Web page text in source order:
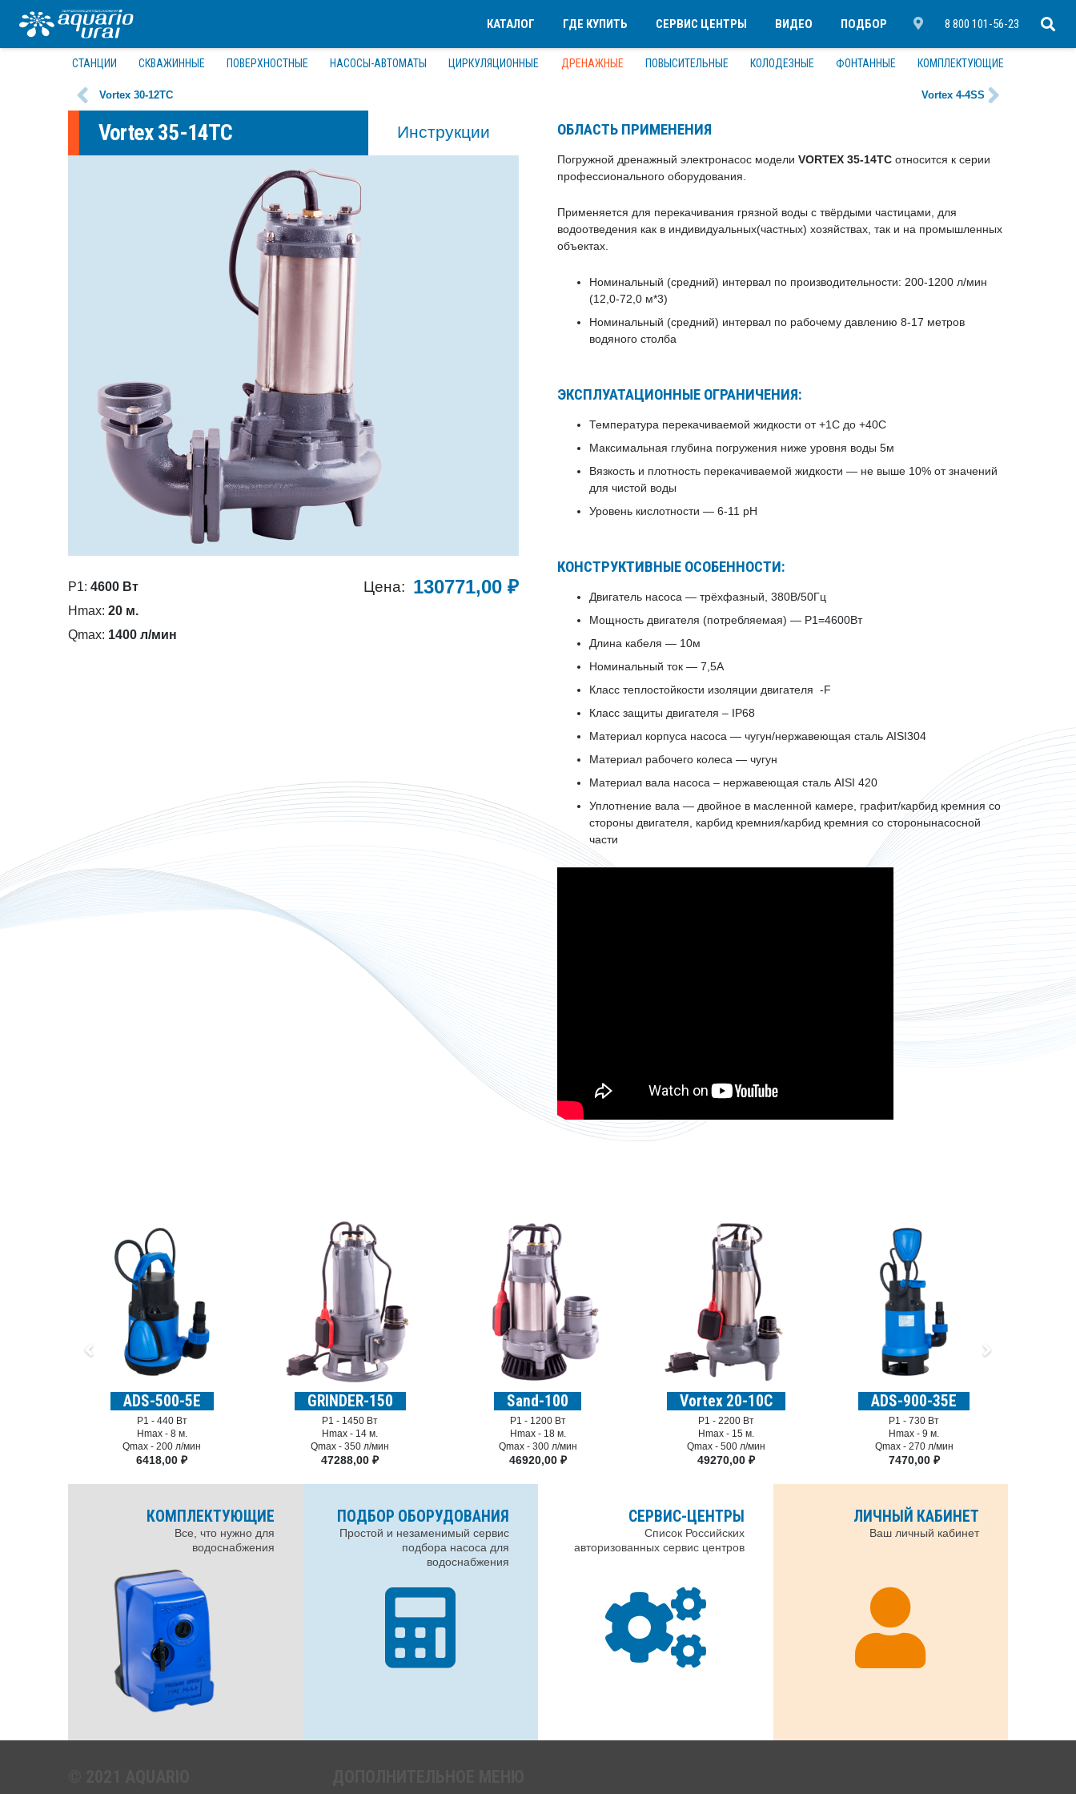
КАТАЛОГ ГДЕ КУПИТЬ СЕРВИС ЦЕНТРЫ ВИДЕО ПОДБОР 8 800 101-56-23
СТАНЦИИ СКВАЖИННЫЕ ПОВЕРХНОСТНЫЕ НАСОСЫ-АВТОМАТЫ ЦИРКУЛЯЦИОННЫЕ ДРЕНАЖНЫЕ ПОВЫСИТЕЛЬНЫЕ КОЛОДЕЗНЫЕ ФОНТАННЫЕ КОМПЛЕКТУЮЩИЕ
Vortex 30-12TC Vortex 4-4SS
Vortex 35-14TC Инструкции
P1: 4600 Вт
Hmax: 20 м.
Qmax: 1400 л/мин
Цена: 130771,00 ₽
ОБЛАСТЬ ПРИМЕНЕНИЯ
Погружной дренажный электронасоc модели VORTEX 35-14ТС относится к серии
профессионального оборудования.
Применяется для перекачивания грязной воды с твёрдыми частицами, для
водоотведения как в индивидуальных(частных) хозяйствах, так и на промышленных
объектах.
Номинальный (средний) интервал по производительности: 200-1200 л/мин
(12,0-72,0 м*3)
Номинальный (средний) интервал по рабочему давлению 8-17 метров
водяного столба
ЭКСПЛУАТАЦИОННЫЕ ОГРАНИЧЕНИЯ:
Температура перекачиваемой жидкости от +1С до +40С
Максимальная глубина погружения ниже уровня воды 5м
Вязкость и плотность перекачиваемой жидкости — не выше 10% от значений
для чистой воды
Уровень кислотности — 6-11 pH
КОНСТРУКТИВНЫЕ ОСОБЕННОСТИ:
Двигатель насоса — трёхфазный, 380В/50Гц
Мощность двигателя (потребляемая) — P1=4600Вт
Длина кабеля — 10м
Номинальный ток — 7,5А
Класс теплостойкости изоляции двигателя -F
Класс защиты двигателя – IP68
Материал корпуса насоса — чугун/нержавеющая сталь AISI304
Материал рабочего колеса — чугун
Материал вала насоса – нержавеющая сталь AISI 420
Уплотнение вала — двойное в масленной камере, графит/карбид кремния со
стороны двигателя, карбид кремния/карбид кремния со сторонынасосной
части
ADS-500-5E
P1 - 440 Вт
Hmax - 8 м.
Qmax -200 л/мин
6418,00₽
GRINDER-150
P1 - 1450 Вт
Hmax - 14 м.
Qmax -350 л/мин
47288,00₽
Sand-100
P1 - 1200 Вт
Hmax - 18 м.
Qmax - 300 л/мин
46920,00 ₽
Vortex 20-10C
P1 - 2200 Вт
Hmax - 15 м.
Qmax - 500 л/мин
49270,00 ₽
ADS-900-35E
P1 -730 Вт
Hmax -9 м.
Qmax - 270 л/мин
7470,00 ₽
КОМПЛЕКТУЮЩИЕ
Все, что нужно для
водоснабжения
ПОДБОР ОБОРУДОВАНИЯ
Простой и незаменимый сервис
подбора насоса для
водоснабжения
СЕРВИС-ЦЕНТРЫ
Список Российских
авторизованных сервис центров
ЛИЧНЫЙ КАБИНЕТ
Ваш личный кабинет